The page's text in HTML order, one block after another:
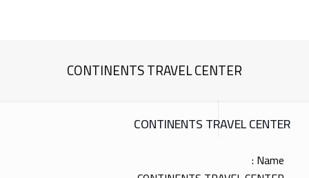
CONTINENTS TRAVEL CENTER
CONTINENTS TRAVEL CENTER
Name :